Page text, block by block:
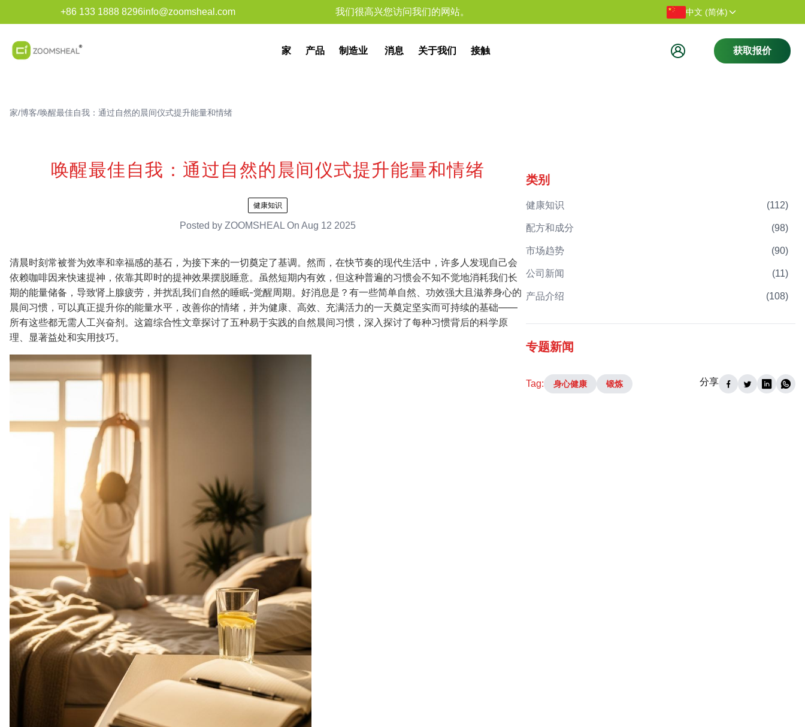
+86 133 1888 8296info@zoomsheal.com 我们很高兴您访问我们的网站。 中文 (简体)
家 产品 制造业 消息 关于我们 接触 获取报价
家/博客/唤醒最佳自我：通过自然的晨间仪式提升能量和情绪
唤醒最佳自我：通过自然的晨间仪式提升能量和情绪
健康知识
Posted by ZOOMSHEAL On Aug 12 2025
清晨时刻常被誉为效率和幸福感的基石，为接下来的一切奠定了基调。然而，在快节奏的现代生活中，许多人发现自己会
依赖咖啡因来快速提神，依靠其即时的提神效果摆脱睡意。虽然短期内有效，但这种普遍的习惯会不知不觉地消耗我们长
期的能量储备，导致肾上腺疲劳，并扰乱我们自然的睡眠-觉醒周期。好消息是？有一些简单自然、功效强大且滋养身心的
晨间习惯，可以真正提升你的能量水平，改善你的情绪，并为健康、高效、充满活力的一天奠定坚实而可持续的基础——
所有这些都无需人工兴奋剂。这篇综合性文章探讨了五种易于实践的自然晨间习惯，深入探讨了每种习惯背后的科学原
理、显著益处和实用技巧。
类别
健康知识 (112)
配方和成分 (98)
市场趋势 (90)
公司新闻 (11)
产品介绍 (108)
专题新闻
Tag: 身心健康 锻炼 分享